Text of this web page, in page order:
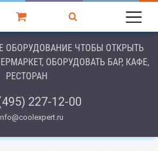
ОБОРУДОВАНИЕ ЧТОБЫ ОТКРЫТЬ
ОБОРУДОВАТЬ БАР, КАФЕ,
РЕСТОРАН
227-12-00